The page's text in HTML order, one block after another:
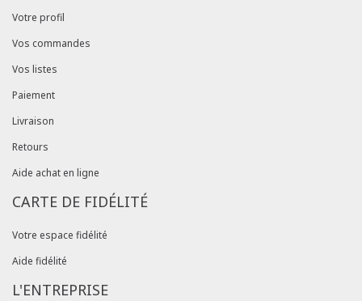
Votre profil
Vos commandes
Vos listes
Paiement
Livraison
Retours
Aide achat en ligne
CARTE DE FIDÉLITÉ
Votre espace fidélité
Aide fidélité
L'ENTREPRISE